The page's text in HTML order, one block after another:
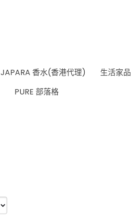
JAPARA 香水(香港代理) 生活家品
PURE 部落格